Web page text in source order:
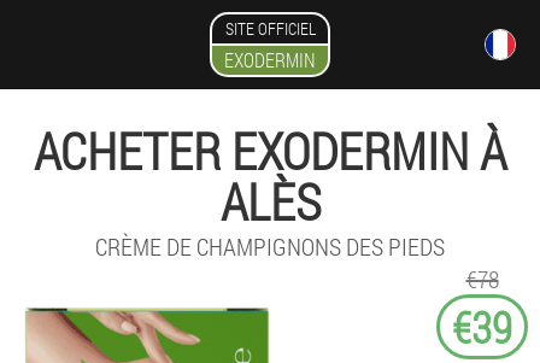
SITE OFFICIEL
EXODERMIN
ACHETER EXODERMIN À
ALÈS
CRÈME DE CHAMPIGNONS DES PIEDS
€78
€39